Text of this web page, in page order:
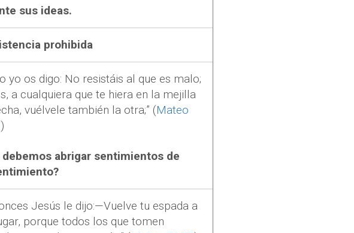
sus ideas.
prohibida
yo os digo: No resistáis al que es malo;
a cualquiera que te hiera en la mejilla
vuélvele también la otra;” (Mateo
)
debemos abrigar sentimientos de
Jesús le dijo:—Vuelve tu espada a
porque todos los que tomen